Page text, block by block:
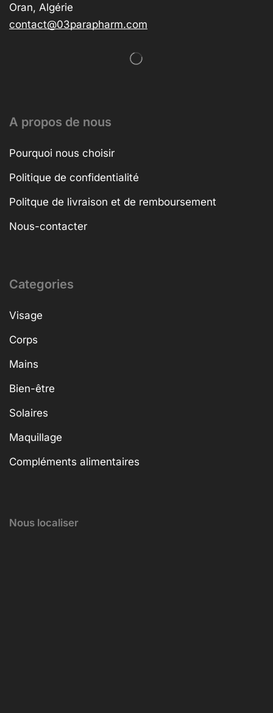
Oran, Algérie
contact@03parapharm.com
A propos de nous
Pourquoi nous choisir
Politique de confidentialité
Politque de livraison et de remboursement
Nous-contacter
Categories
Visage
Corps
Mains
Bien-être
Solaires
Maquillage
Compléments alimentaires
Nous localiser